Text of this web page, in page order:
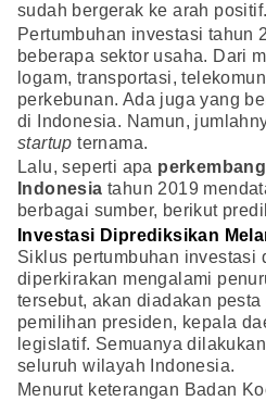
sudah bergerak ke arah positif.
Pertumbuhan investasi tahun
beberapa sektor usaha. Dari
logam, transportasi,
perkebunan. Ada juga yang
di Indonesia. Namun,
startup ternama.
Lalu, seperti apa
Indonesia tahun 2019
berbagai sumber, berikut
Investasi Diprediksikan
Siklus pertumbuhan investasi
diperkirakan mengalami
tersebut, akan diadakan pesta
pemilihan presiden, kepala
legislatif. Semuanya
seluruh wilayah Indonesia.
Menurut keterangan Badan